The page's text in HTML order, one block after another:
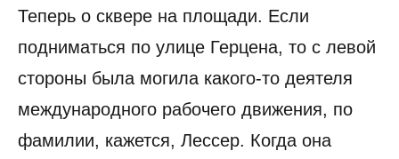
Теперь о сквере на площади. Если
подниматься по улице Герцена, то с левой
стороны была могила какого-то деятеля
международного рабочего движения, по
фамилии, кажется, Лессер. Когда она